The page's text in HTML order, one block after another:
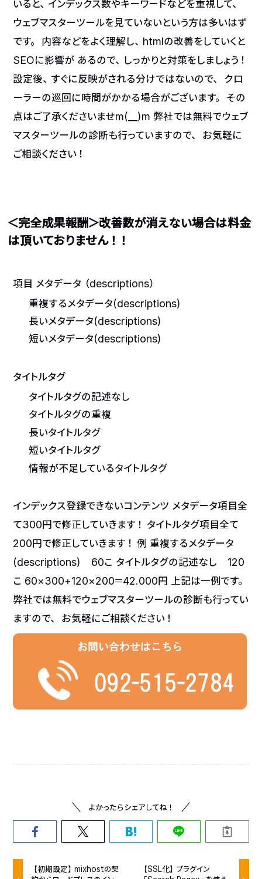
いると、インデックス数やキーワードなどを重視して、
ウェブマスターツールを見ていないという方は多いはず
です。 内容などをよく理解し、htmlの改善をしていくと
SEOに影響が あるので、しっかりと対策をしましょう！
設定後、すぐに反映がされる分けではないので、 クロ
ーラーの巡回に時間がかかる場合がございます。 その
点はご了承くださいませm(__)m 弊社では無料でウェブ
マスターツールの診断も行っていますので、 お気軽に
ご相談ください！
＜完全成果報酬＞改善数が消えない場合は料金
は頂いておりません！！
項目 メタデータ（descriptions）
重複するメタデータ(descriptions)
長いメタデータ(descriptions)
短いメタデータ(descriptions)
タイトルタグ
タイトルタグの記述なし
タイトルタグの重複
長いタイトルタグ
短いタイトルタグ
情報が不足しているタイトルタグ
インデックス登録できないコンテンツ メタデータ項目全
て300円で修正していきます！ タイトルタグ項目全て
200円で修正していきます！例 重複するメタデータ
(descriptions) 60こ タイトルタグの記述なし 120
こ 60×300+120×200＝42.000円 上記は一例です。
弊社では無料でウェブマスターツールの診断も行ってい
ますので、 お気軽にご相談ください！
よかったらシェアしてね！
【初期設定】mixhostの契
【SSL化】プラグイン